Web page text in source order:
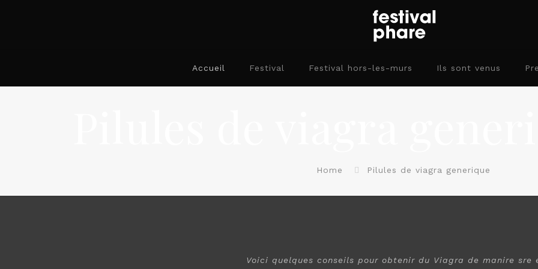
Accueil Festival Festival hors-les-murs Ils sont venus
Home Pilules de viagra generique
Voici quelques conseils pour obtenir du Viagra de manire sre